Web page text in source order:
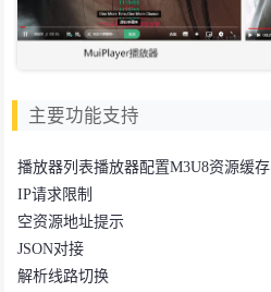
主要功能支持
播放器列表播放器配置M3U8资源缓存
IP请求限制
空资源地址提示
JSON对接
解析线路切换